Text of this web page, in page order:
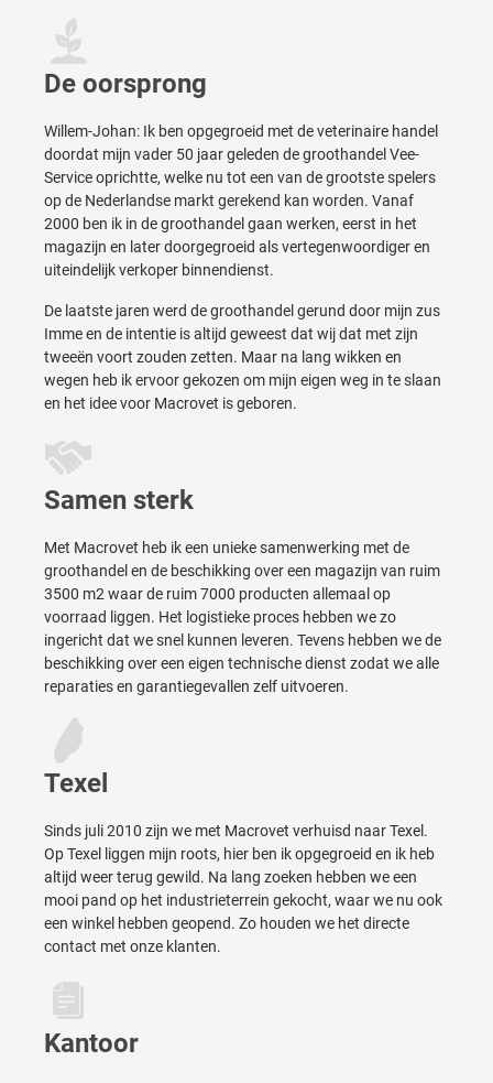
De oorsprong
Willem-Johan: Ik ben opgegroeid met de veterinaire handel
doordat mijn vader 50 jaar geleden de groothandel Vee-
Service oprichtte, welke nu tot een van de grootste spelers
op de Nederlandse markt gerekend kan worden. Vanaf
2000 ben ik in de groothandel gaan werken, eerst in het
magazijn en later doorgegroeid als vertegenwoordiger en
uiteindelijk verkoper binnendienst.
De laatste jaren werd de groothandel gerund door mijn zus
Imme en de intentie is altijd geweest dat wij dat met zijn
tweeën voort zouden zetten. Maar na lang wikken en
wegen heb ik ervoor gekozen om mijn eigen weg in te slaan
en het idee voor Macrovet is geboren.
Samen sterk
Met Macrovet heb ik een unieke samenwerking met de
groothandel en de beschikking over een magazijn van ruim
3500 m2 waar de ruim 7000 producten allemaal op
voorraad liggen. Het logistieke proces hebben we zo
ingericht dat we snel kunnen leveren. Tevens hebben we de
beschikking over een eigen technische dienst zodat we alle
reparaties en garantiegevallen zelf uitvoeren.
Texel
Sinds juli 2010 zijn we met Macrovet verhuisd naar Texel.
Op Texel liggen mijn roots, hier ben ik opgegroeid en ik heb
altijd weer terug gewild. Na lang zoeken hebben we een
mooi pand op het industrieterrein gekocht, waar we nu ook
een winkel hebben geopend. Zo houden we het directe
contact met onze klanten.
Kantoor